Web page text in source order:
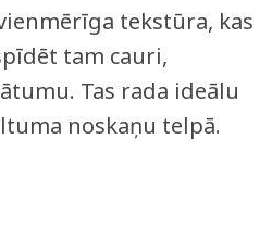
tekstūra, kas
tam cauri,
Tas rada ideālu
noskaņu telpā.